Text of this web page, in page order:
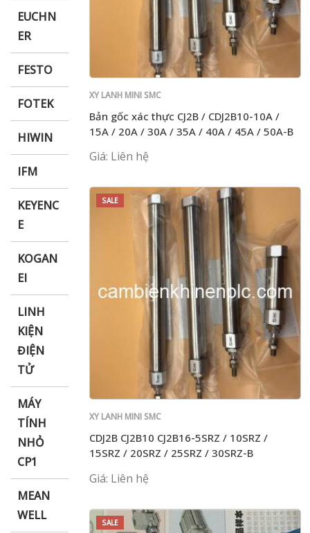
EUCHN
ER
FESTO
FOTEK
HIWIN
IFM
KEYENC
E
KOGAN
EI
LINH
KIỆN
ĐIỆN
TỬ
MÁY
TÍNH
NHỎ
CP1
MEAN
WELL
XY LANH MINI SMC
Bản gốc xác thực CJ2B / CDJ2B10-10A /
15A / 20A / 30A / 35A / 40A / 45A / 50A-B
Giá: Liên hệ
SALE
XY LANH MINI SMC
CDJ2B CJ2B10 CJ2B16-5SRZ / 10SRZ /
15SRZ / 20SRZ / 25SRZ / 30SRZ-B
Giá: Liên hệ
SALE